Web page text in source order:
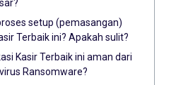
setup (pemasangan)
Terbaik ini? Apakah sulit?
Kasir Terbaik ini aman dari
Ransomware?